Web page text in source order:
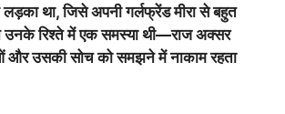
था, जिसे अपनी गर्लफ्रेंड मीरा से बहुत
उनके रिश्ते में एक समस्या थी—राज अक्सर
और उसकी सोच को समझने में नाकाम रहता